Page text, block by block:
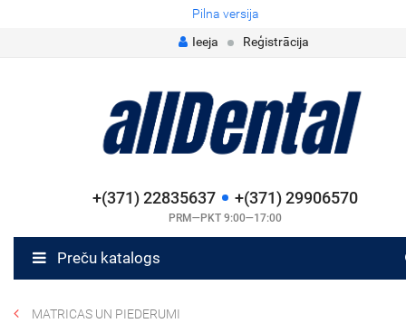
Pilna versija
Ieeja
Reģistrācija
+(371) 22835637 +(371) 29906570
PRM—PKT 9:00—17:00
Preču katalogs
MATRICAS UN PIEDERUMI